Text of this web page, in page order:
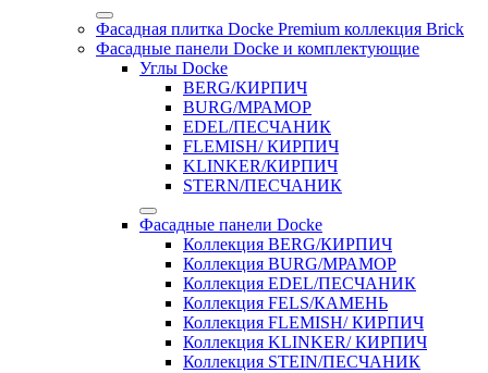
Фасадная плитка Docke Premium коллекция Brick
Фасадные панели Docke и комплектующие
Углы Docke
BERG/КИРПИЧ
BURG/МРАМОР
EDEL/ПЕСЧАНИК
FLEMISH/ КИРПИЧ
KLINKER/КИРПИЧ
STERN/ПЕСЧАНИК
Фасадные панели Docke
Коллекция BERG/КИРПИЧ
Коллекция BURG/МРАМОР
Коллекция EDEL/ПЕСЧАНИК
Коллекция FELS/КАМЕНЬ
Коллекция FLEMISH/ КИРПИЧ
Коллекция KLINKER/ КИРПИЧ
Коллекция STEIN/ПЕСЧАНИК